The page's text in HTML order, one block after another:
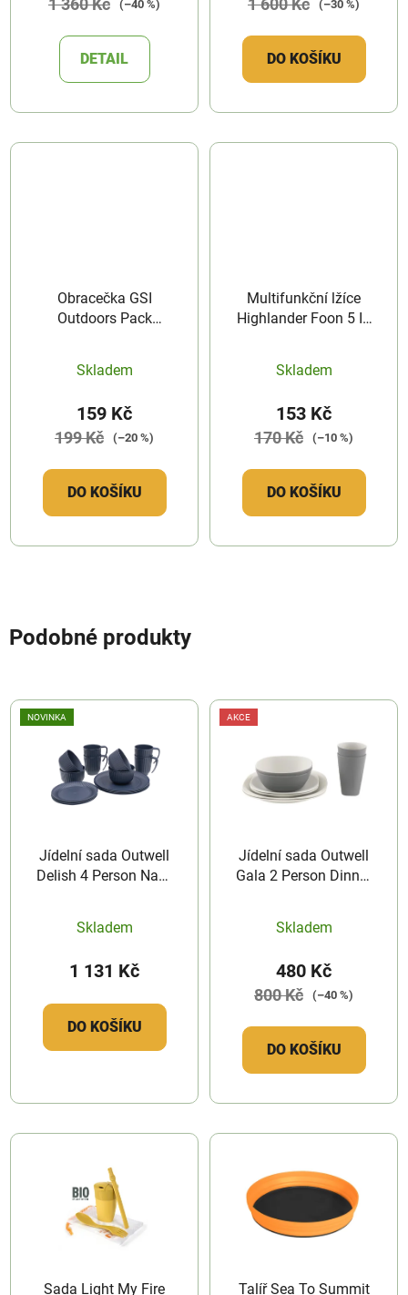
1 360 Kč (–40 %)
DETAIL
1 600 Kč (–30 %)
DO KOŠÍKU
Obracečka GSI
Outdoors Pack
Skladem
159 Kč
199 Kč (–20 %)
DO KOŠÍKU
Multifunkční lžíce
Highlander Foon 5 In
Skladem
153 Kč
170 Kč (–10 %)
DO KOŠÍKU
Podobné produkty
NOVINKA
Jídelní sada Outwell
Delish 4 Person Navy
Skladem
1 131 Kč
DO KOŠÍKU
AKCE
Jídelní sada Outwell
Gala 2 Person Dinner
Skladem
480 Kč
800 Kč (–40 %)
DO KOŠÍKU
Sada Light My Fire
Talíř Sea To Summit